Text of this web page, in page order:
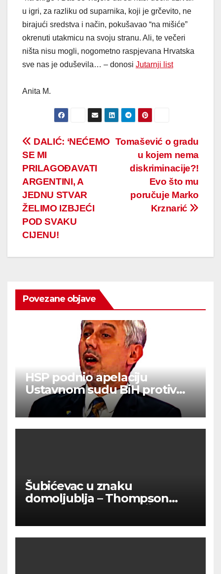
u igri, za razliku od suparnika, koji je grčevito, ne
birajući sredstva i način, pokušavao “na mišiće”
okrenuti utakmicu na svoju stranu. Ali, te večeri
ništa nisu mogli, nogometno raspjevana Hrvatska
sve nas je oduševila… – donosi Jutarnji list
Anita M.
Post
navigation
Tomašević o gradu
u kojem nema
diskriminacije?!
Evo što mu
poručuje Marko
Krznarić
DALIĆ: ‘NEĆEMO
SE MI
PRILAGOĐAVATI
ARGENTINI, A
JEDNU STVAR
ŽELIMO IZBJEĆI
POD SVAKU
CIJENU!
Povezane objave
HSP podnio apelaciju
Ustavnom sudu BiH protiv
ovjere kandidature Slavena
Kovačevića
Šubićevac u znaku
domoljublja – Thompson